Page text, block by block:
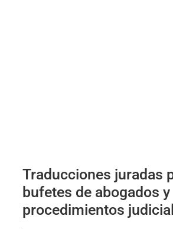
Traducciones juradas
bufetes de abogados y
procedimientos